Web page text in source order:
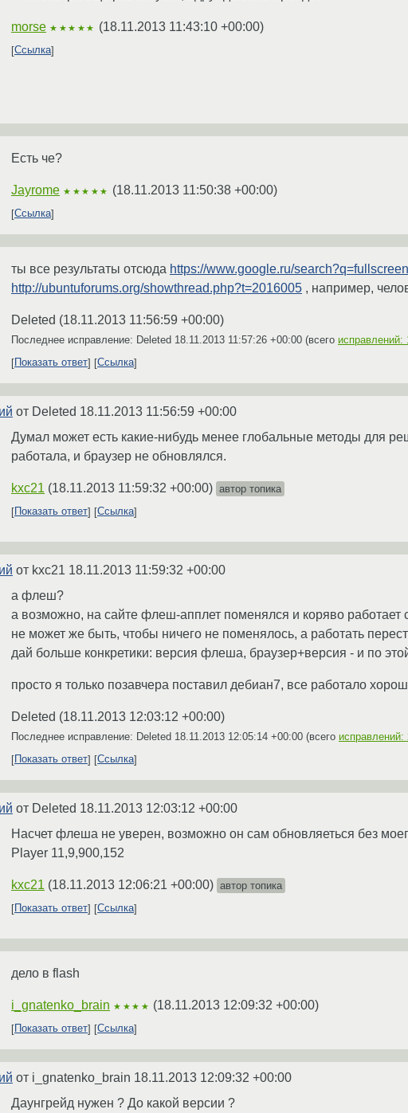
morse ★★★★★ (18.11.2013 11:43:10 +00:00)
Ссылка
Есть че?
Jayrome ★★★★★ (18.11.2013 11:50:38 +00:00)
Ссылка
ты все результаты отсюда https://www.google.ru/
http://ubuntuforums.org/showthread.php?t=2016005 , например,
Deleted (18.11.2013 11:56:59 +00:00)
Последнее исправление: Deleted 18.11.2013 11:57:26 +00:00 (всего исправлений:
Показать ответ
Ссылка
от Deleted 18.11.2013 11:56:59 +00:00
Думал может есть какие-нибудь менее глобальные методы для
работала, и браузер не обновлялся.
kxc21 (18.11.2013 11:59:32 +00:00) автор топика
Показать ответ
Ссылка
от kxc21 18.11.2013 11:59:32 +00:00
а флеш?
а возможно, на сайте флеш-апплет поменялся и коряво
не может же быть, чтобы ничего не поменялось, а работать
дай больше конкретики: версия флеша, браузер+версия - и по
просто я только позавчера поставил дебиан7, все работало
Deleted (18.11.2013 12:03:12 +00:00)
Последнее исправление: Deleted 18.11.2013 12:05:14 +00:00 (всего исправлений:
Показать ответ
Ссылка
от Deleted 18.11.2013 12:03:12 +00:00
Насчет флеша не уверен, возможно он сам обновляеться без
Player 11,9,900,152
kxc21 (18.11.2013 12:06:21 +00:00) автор топика
Показать ответ
Ссылка
дело в flash
i_gnatenko_brain ★★★★ (18.11.2013 12:09:32 +00:00)
Показать ответ Ссылка
от i_gnatenko_brain 18.11.2013 12:09:32 +00:00
Даунгрейд нужен ? До какой версии ?